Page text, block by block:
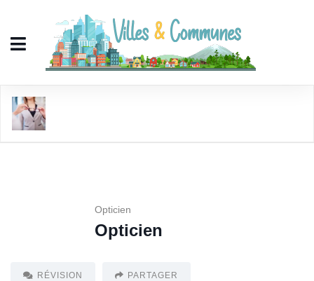
Opticien
Opticien
RÉVISION PARTAGER